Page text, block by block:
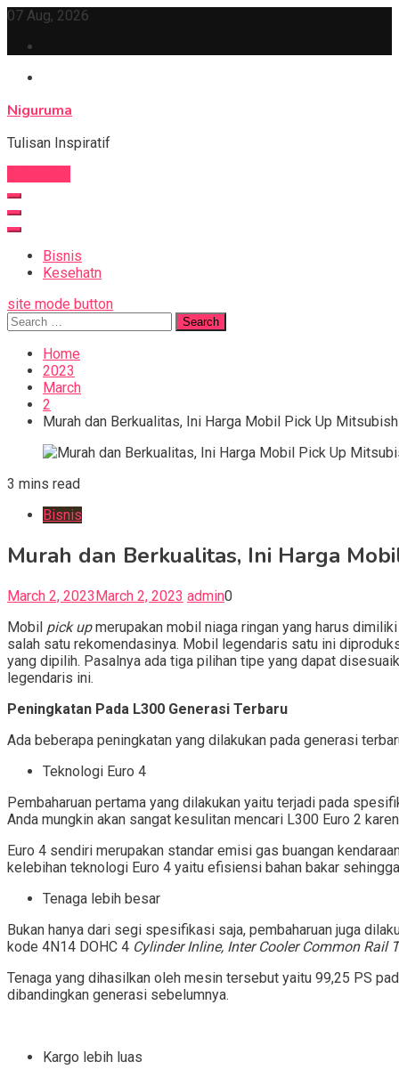
Skip
content
07 Aug, 2026
Niguruma
Tulisan Inspiratif
Bisnis
Kesehatn
site mode button
Search
for:
Home
2023
March
2
Murah dan Berkualitas, Ini Harga Mobil Pick Up
3 mins read
Bisnis
Murah dan Berkualitas, Ini Harga
March 2, 2023March 2, 2023 admin0
Mobil pick upmerupakan mobil niaga ringan yang harus
salah satu rekomendasinya. Mobil legendaris satu ini
yang dipilih. Pasalnya ada tiga pilihan tipe yang dapat
legendaris ini.
Peningkatan Pada L300 Generasi Terbaru
Ada beberapa peningkatan yang dilakukan pada generasi
Teknologi Euro 4
Pembaharuan pertama yang dilakukan yaitu terjadi pada
Anda mungkin akan sangat kesulitan mencari L300 Euro 2
Euro 4 sendiri merupakan standar emisi gas buangan
kelebihan teknologi Euro 4 yaitu efisiensi bahan bakar
Tenaga lebih besar
Bukan hanya dari segi spesifikasi saja, pembaharuan juga
kode 4N14 DOHC 4 Cylinder Inline, Inter Cooler Common Rail
Tenaga yang dihasilkan oleh mesin tersebut yaitu 99,25 PS
dibandingkan generasi sebelumnya.
Kargo lebih luas